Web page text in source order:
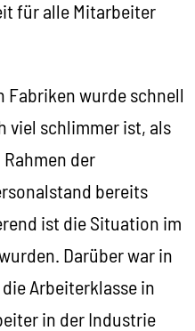
für alle Mitarbeiter
Fabriken wurde schnell
viel schlimmer ist, als
der
bereits
ist die Situation im
Darüber war in
Arbeiterklasse in
in der Industrie